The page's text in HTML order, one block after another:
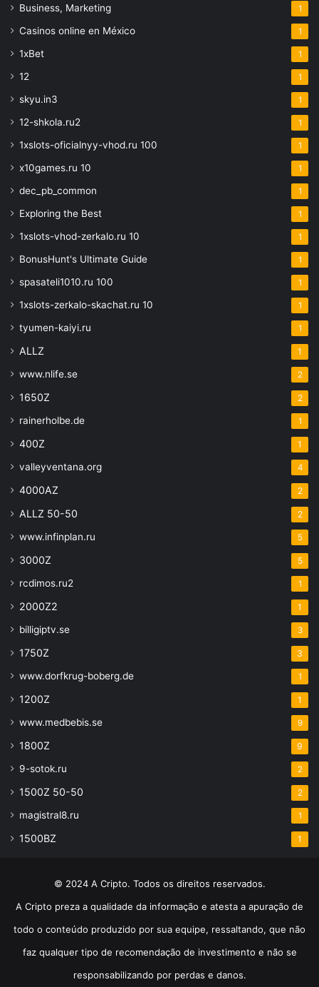
Business, Marketing 1
Casinos online en México 1
1xBet 1
12 1
skyu.in3 1
12-shkola.ru2 1
1xslots-oficialnyy-vhod.ru 100 1
x10games.ru 10 1
dec_pb_common 1
Exploring the Best 1
1xslots-vhod-zerkalo.ru 10 1
BonusHunt's Ultimate Guide 1
spasateli1010.ru 100 1
1xslots-zerkalo-skachat.ru 10 1
tyumen-kaiyi.ru 1
ALLZ 1
www.nlife.se 2
1650Z 2
rainerholbe.de 1
400Z 1
valleyventana.org 4
4000AZ 2
ALLZ 50-50 2
www.infinplan.ru 5
3000Z 5
rcdimos.ru2 1
2000Z2 1
billigiptv.se 3
1750Z 3
www.dorfkrug-boberg.de 1
1200Z 1
www.medbebis.se 9
1800Z 9
9-sotok.ru 2
1500Z 50-50 2
magistral8.ru 1
1500BZ 1
© 2024 A Cripto. Todos os direitos reservados.
A Cripto preza a qualidade da informação e atesta a apuração de
todo o conteúdo produzido por sua equipe, ressaltando, que não
faz qualquer tipo de recomendação de investimento e não se
responsabilizando por perdas e danos.